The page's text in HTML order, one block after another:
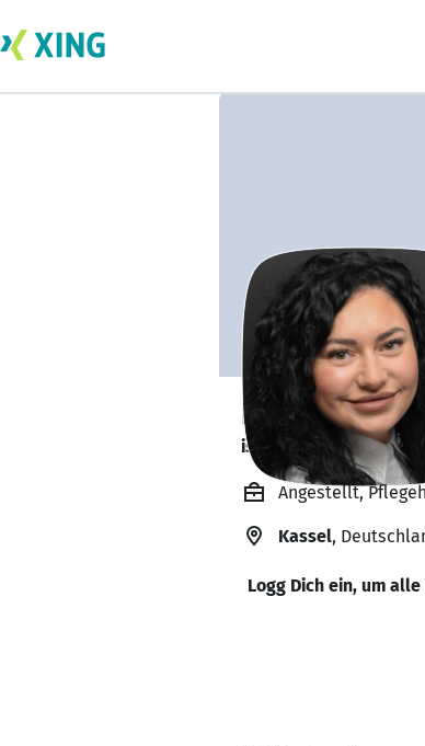
Paulina Szyga
ist offen für Projekte. 🔎
Angestellt,
Kassel,
Logg Dich ein, um